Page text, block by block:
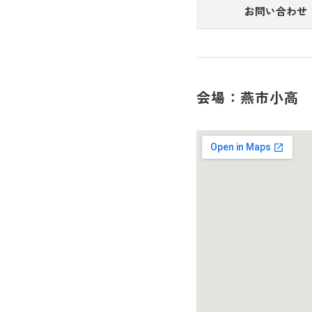
お問い合わせ
会場：燕市小高